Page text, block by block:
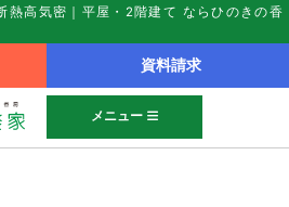
熱高気密｜平屋・2階建て ならひのきの香
資料請求
メニュー